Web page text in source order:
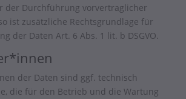
der Durchführung vorvertraglicher
ist zusätzliche Rechtsgrundlage für
der Daten Art. 6 Abs. 1 lit. b DSGVO.
der Daten sind ggf. technisch
die für den Betrieb und die Wartung